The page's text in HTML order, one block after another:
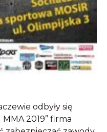
odbyły się
2019” firma